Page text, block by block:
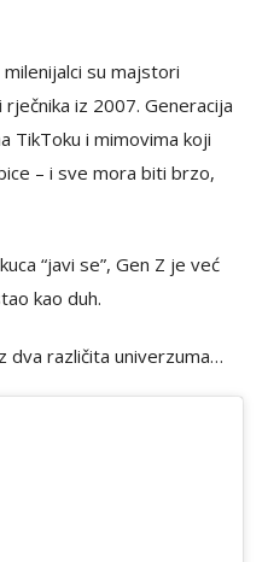
su majstori
iz 2007. Generacija
TikToku i mimovima koji
– i sve mora biti brzo,
“javi se”, Gen Z je već
kao duh.
dva različita univerzuma…